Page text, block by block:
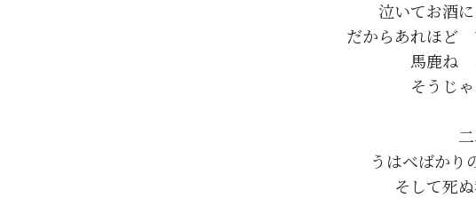
泣いてお酒
だからあれほど
馬鹿ね
二
うはべばかり
そして死